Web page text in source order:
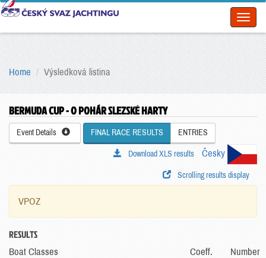
Home Výsledková listina
BERMUDA CUP - O POHÁR SLEZSKÉ HARTY
Event Details FINAL RACE RESULTS ENTRIES
Česky
Download XLS results
Scrolling results display
VPOZ
RESULTS
Boat Classes Coeff.
Number